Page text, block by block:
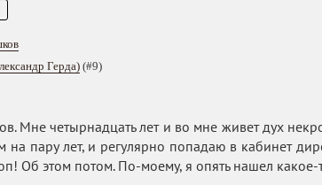
Герда) (#9)
Мне четырнадцать лет и во мне живет дух
на пару лет, и регулярно попадаю в кабинет
Об этом потом. По-моему, я опять нашел